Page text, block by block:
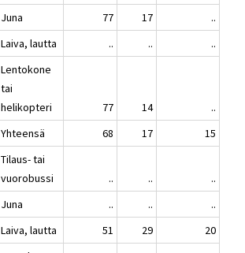
Juna
77 17
..
Laiva, lautta
.. ..
..
Lentokone
tai
helikopteri
77 14
..
Yhteensä 68 17
15
Tilaus- tai
vuorobussi
.. ..
..
Juna
.. ..
..
Laiva, lautta
51 29
20